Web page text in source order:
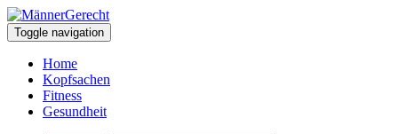
Toggle navigation
Home
Kopfsachen
Fitness
Gesundheit